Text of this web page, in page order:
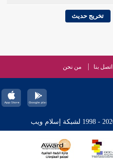
تخريج حديث
اتصل بنا من نحن